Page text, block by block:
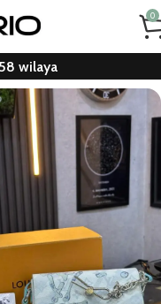
0
wilaya